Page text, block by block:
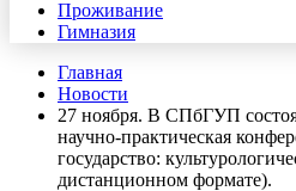
Проживание
Гимназия
Главная
Новости
27 ноября. В СПбГУП
научно-практическая
государство:
дистанционном формате).